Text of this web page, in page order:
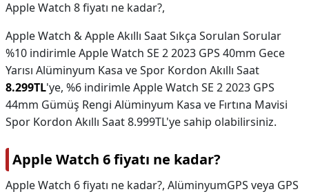
Apple Watch 8 fiyatı ne kadar?,
Apple Watch & Apple Akıllı Saat Sıkça Sorulan Sorular
%10 indirimle Apple Watch SE 2 2023 GPS 40mm Gece
Yarısı Alüminyum Kasa ve Spor Kordon Akıllı Saat
8.299TL'ye, %6 indirimle Apple Watch SE 2 2023 GPS
44mm Gümüş Rengi Alüminyum Kasa ve Fırtına Mavisi
Spor Kordon Akıllı Saat 8.999TL'ye sahip olabilirsiniz.
Apple Watch 6 fiyatı ne kadar?
Apple Watch 6 fiyatı ne kadar?, AlüminyumGPS veya GPS